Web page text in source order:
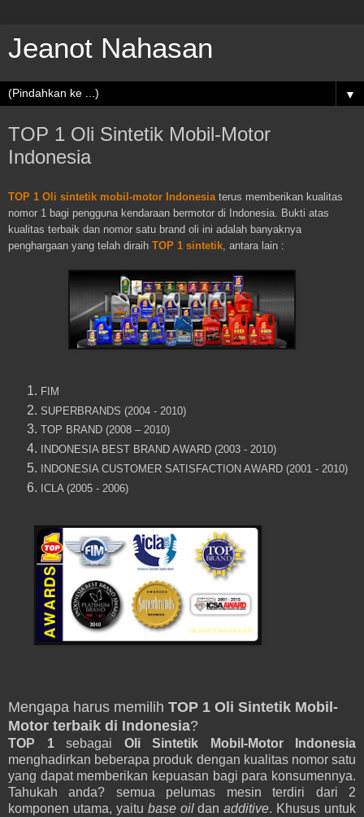
Jeanot Nahasan
▼
TOP 1 Oli Sintetik Mobil-Motor
Indonesia
TOP 1 Oli sintetik mobil-motor Indonesia terus memberikan kualitas
nomor 1 bagi pengguna kendaraan bermotor di Indonesia. Bukti atas
kualitas terbaik dan nomor satu brand oli ini adalah banyaknya
penghargaan yang telah diraih TOP 1 sintetik , antara lain :
FIM
SUPERBRANDS (2004 - 2010)
TOP BRAND (2008 – 2010)
INDONESIA BEST BRAND AWARD (2003 - 2010)
INDONESIA CUSTOMER SATISFACTION AWARD (2001 - 2010)
ICLA (2005 - 2006)
Mengapa harus memilih TOP 1 Oli Sintetik Mobil-
Motor terbaik di Indonesia?
TOP 1sebagai Oli Sintetik Mobil-Motor Indonesia
menghadirkan beberapa produk dengan kualitas nomor satu
yang dapat memberikan kepuasan bagi para konsumennya.
Tahukah anda? semua pelumas mesin terdiri dari 2
komponen utama, yaitu base oildanadditive. Khusus untuk